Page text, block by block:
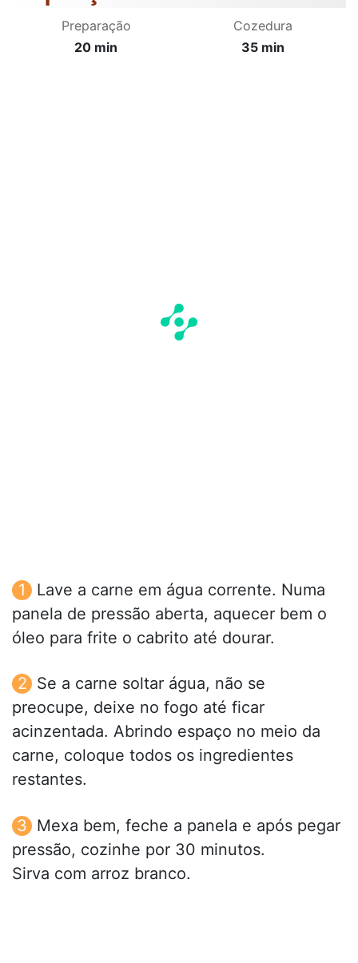
Preparação
20 min
Cozedura
35 min
Lave a carne em água corrente. Numa
panela de pressão aberta, aquecer bem o
óleo para frite o cabrito até dourar.
Se a carne soltar água, não se
preocupe, deixe no fogo até ficar
acinzentada. Abrindo espaço no meio da
carne, coloque todos os ingredientes
restantes.
Mexa bem, feche a panela e após pegar
pressão, cozinhe por 30 minutos.
Sirva com arroz branco.